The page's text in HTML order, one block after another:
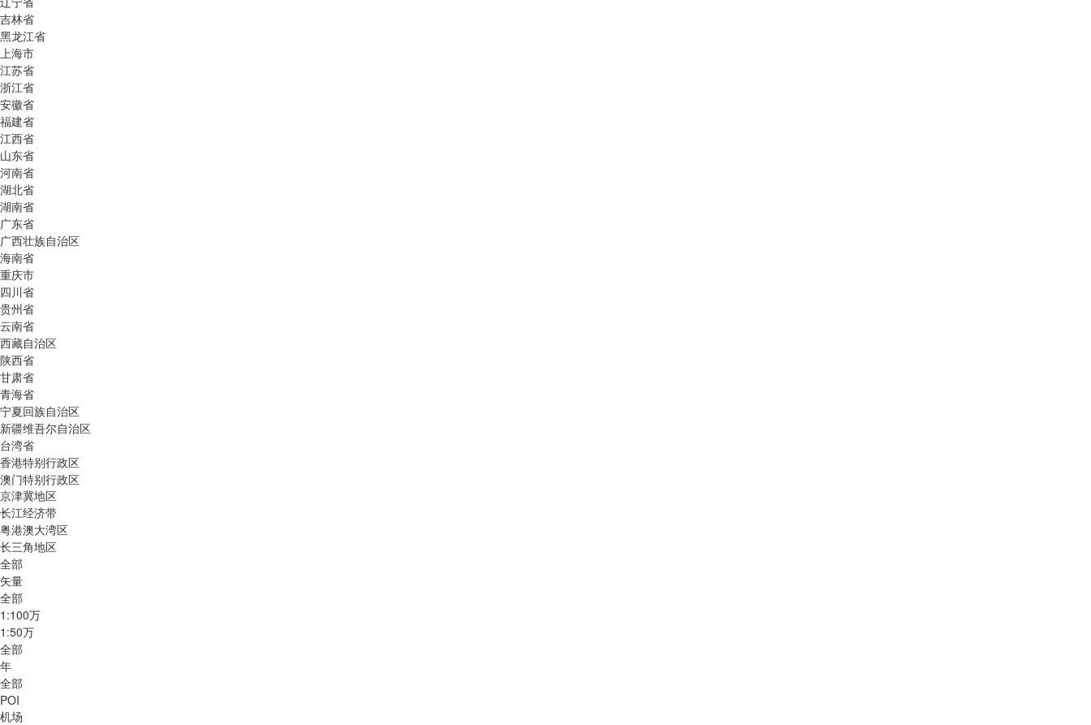
吉林省
黑龙江省
上海市
江苏省
浙江省
安徽省
福建省
江西省
山东省
河南省
湖北省
湖南省
广东省
广西壮族自治区
海南省
重庆市
四川省
贵州省
云南省
西藏自治区
陕西省
甘肃省
青海省
宁夏回族自治区
新疆维吾尔自治区
台湾省
香港特别行政区
澳门特别行政区
京津冀地区
长江经济带
粤港澳大湾区
长三角地区
全部
矢量
全部
1:100万
1:50万
全部
年
全部
POI
机场